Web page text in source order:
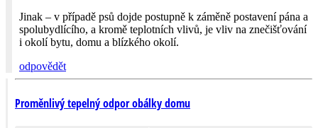
Jinak – v případě psů dojde postupně k záměně postavení pána a
spolubydlícího, a kromě teplotních vlivů, je vliv na znečišťování
i okolí bytu, domu a blízkého okolí.
odpovědět
Proměnlivý tepelný odpor obálky domu